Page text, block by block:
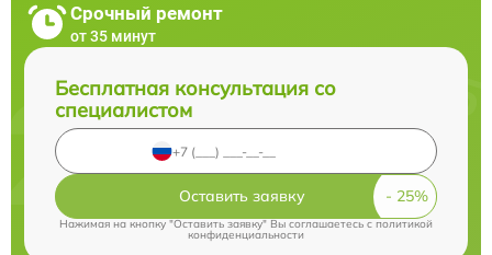
Срочный ремонт
от 35 минут
Бесплатная консультация со
специалистом
Оставить заявку
Нажимая на кнопку "Оставить заявку" Вы соглашаетесь cполитикой
конфиденциальности